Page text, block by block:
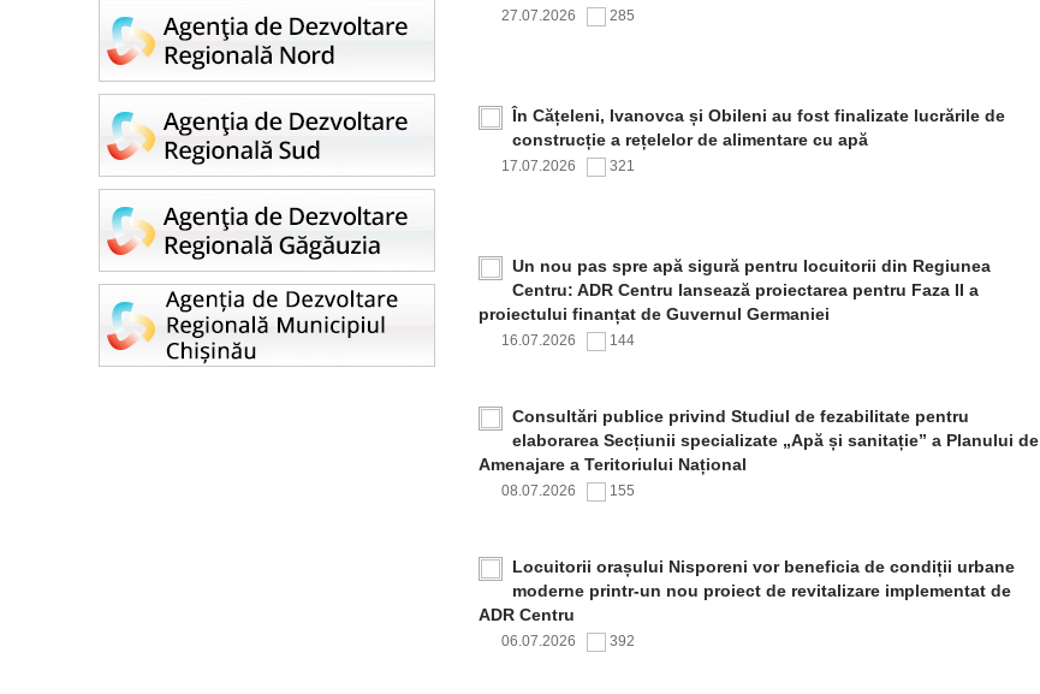
27.07.2026 285
În Cățeleni, Ivanovca și Obileni au fost finalizate lucrările de
construcție a rețelelor de alimentare cu apă
17.07.2026 321
Un nou pas spre apă sigură pentru locuitorii din Regiunea
Centru: ADR Centru lansează proiectarea pentru Faza II a
proiectului finanțat de Guvernul Germaniei
16.07.2026 144
Consultări publice privind Studiul de fezabilitate pentru
elaborarea Secțiunii specializate „Apă și sanitație” a Planului de
Amenajare a Teritoriului Național
08.07.2026 155
Locuitorii orașului Nisporeni vor beneficia de condiții urbane
moderne printr-un nou proiect de revitalizare implementat de
ADR Centru
06.07.2026 392